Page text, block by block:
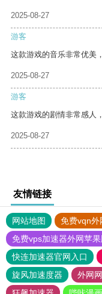
2025-08-27
游客
这款游戏的音乐非常优美
2025-08-27
游客
这款游戏的剧情非常感人
2025-08-27
友情链接
网站地图 免费vqn外
免费vps加速器外网苹果
快连加速器官网入口
旋风加速度器
外网